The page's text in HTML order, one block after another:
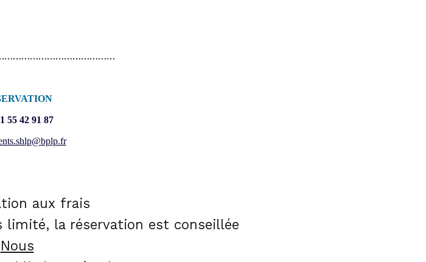
55 42 91 87
aux frais
limité, la réservation est conseillée
Nous